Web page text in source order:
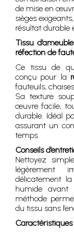
de mise en
sièges
résultat durable
Tissu
réfection de
Ce tissu de
conçu pour la
fauteuils,
Sa texture
œuvre facile,
durable. Idéal
assurant un
temps.
Conseils
Nettoyez
légèrement
délicatement
humide avant
méthode
du tissu sans